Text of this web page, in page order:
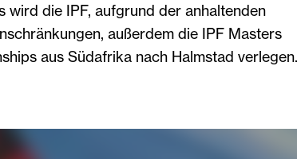
wird die IPF, aufgrund der anhaltenden
außerdem die IPF Masters
aus Südafrika nach Halmstad verlegen.